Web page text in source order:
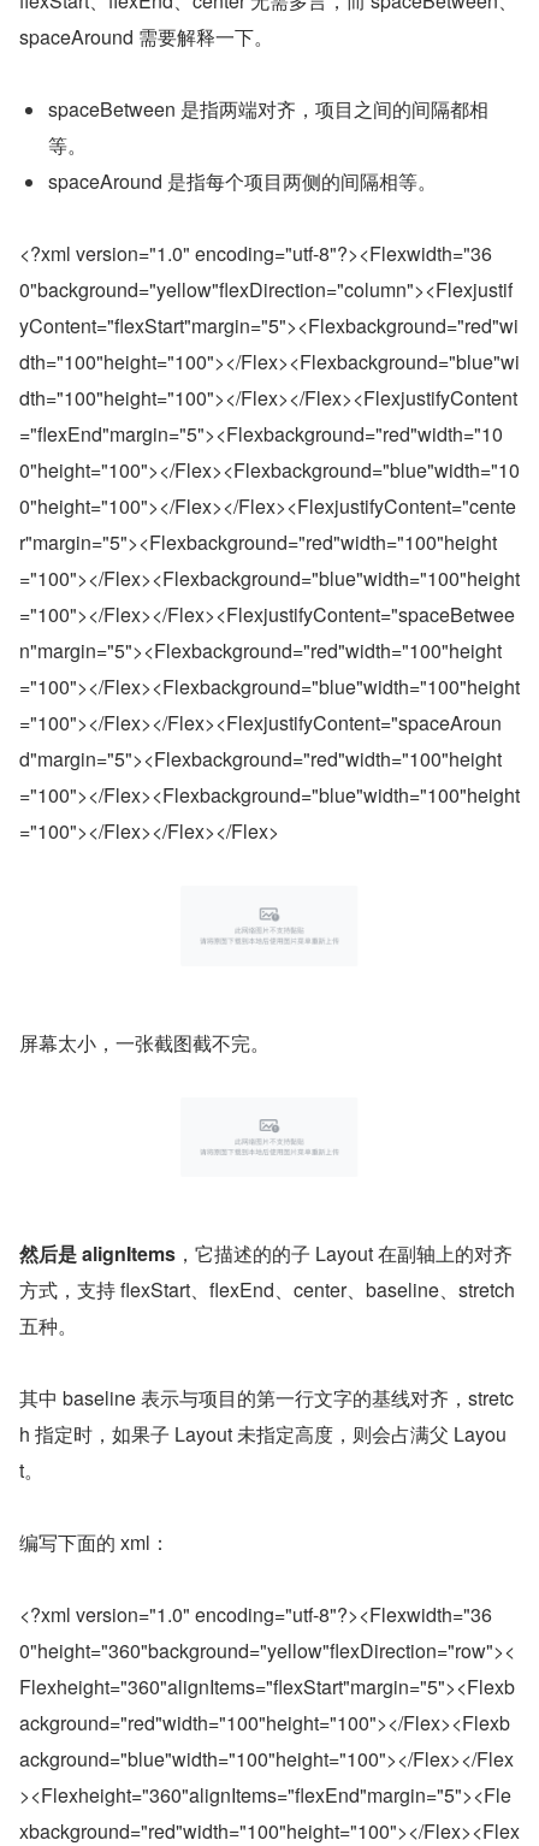
spaceAround 需要解释一下。
spaceBetween 是指两端对齐，项目之间的间隔都相
等。
spaceAround 是指每个项目两侧的间隔相等。
<?xml version="1.0" encoding="utf-8"?><Flexwidth="36
0"background="yellow"flexDirection="column"><Flexjustif
yContent="flexStart"margin="5"><Flexbackground="red"wi
dth="100"height="100"></Flex><Flexbackground="blue"wi
dth="100"height="100"></Flex></Flex><FlexjustifyContent
="flexEnd"margin="5"><Flexbackground="red"width="10
0"height="100"></Flex><Flexbackground="blue"width="10
0"height="100"></Flex></Flex><FlexjustifyContent="cente
r"margin="5"><Flexbackground="red"width="100"height
="100"></Flex><Flexbackground="blue"width="100"height
="100"></Flex></Flex><FlexjustifyContent="spaceBetwee
n"margin="5"><Flexbackground="red"width="100"height
="100"></Flex><Flexbackground="blue"width="100"height
="100"></Flex></Flex><FlexjustifyContent="spaceAroun
d"margin="5"><Flexbackground="red"width="100"height
="100"></Flex><Flexbackground="blue"width="100"height
="100"></Flex></Flex></Flex>
屏幕太小，一张截图截不完。
然后是 alignItems ，它描述的的子 Layout 在副轴上的对齐
方式，支持 flexStart、flexEnd、center、baseline、stretch
五种。
其中 baseline 表示与项目的第一行文字的基线对齐，stretc
h 指定时，如果子 Layout 未指定高度，则会占满父 Layou
t。
编写下面的 xml：
<?xml version="1.0" encoding="utf-8"?><Flexwidth="36
0"height="360"background="yellow"flexDirection="row"><
Flexheight="360"alignItems="flexStart"margin="5"><Flexb
ackground="red"width="100"height="100"></Flex><Flexb
ackground="blue"width="100"height="100"></Flex></Flex
><Flexheight="360"alignItems="flexEnd"margin="5"><Fle
xbackground="red"width="100"height="100"></Flex><Flex